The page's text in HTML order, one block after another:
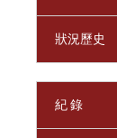
狀況歷史
紀 錄